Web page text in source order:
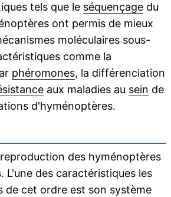
tels que le séquençagedu
ont permis de mieux
moléculaires sous-
comme la
phéromones, la différenciation
aux maladies au sein de
d'hyménoptères.
des hyménoptères
L'une des caractéristiques les
de cet ordre est son système